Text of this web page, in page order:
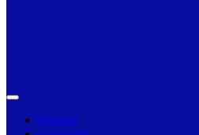
Primarii